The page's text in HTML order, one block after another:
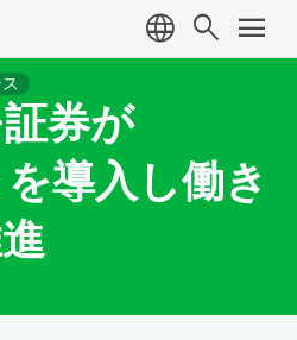
language search menu
券が
導入し働き